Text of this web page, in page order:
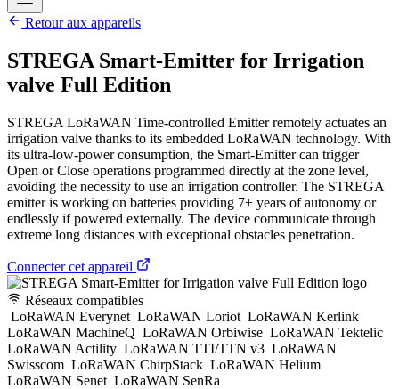
Retour aux appareils
STREGA Smart-Emitter for Irrigation
valve Full Edition
STREGA LoRaWAN Time-controlled Emitter remotely actuates an
irrigation valve thanks to its embedded LoRaWAN technology. With
its ultra-low-power consumption, the Smart-Emitter can trigger
Open or Close operations programmed directly at the zone level,
avoiding the necessity to use an irrigation controller. The STREGA
emitter is working on batteries providing 7+ years of autonomy or
endlessly if powered externally. The device communicate through
extreme long distances with exceptional obstacles penetration.
Connecter cet appareil
Réseaux compatibles
LoRaWAN Everynet LoRaWAN Loriot LoRaWAN Kerlink
LoRaWAN MachineQ LoRaWAN Orbiwise LoRaWAN Tektelic
LoRaWAN Actility LoRaWAN TTI/TTN v3 LoRaWAN
Swisscom LoRaWAN ChirpStack LoRaWAN Helium
LoRaWAN Senet LoRaWAN SenRa